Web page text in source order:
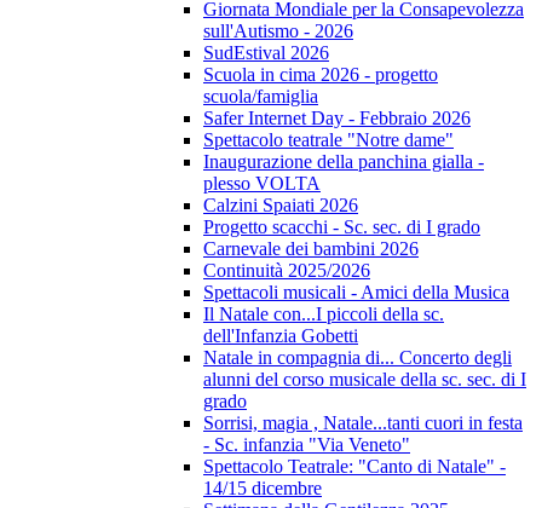
Giornata Mondiale per la Consapevolezza
sull'Autismo - 2026
SudEstival 2026
Scuola in cima 2026 - progetto
scuola/famiglia
Safer Internet Day - Febbraio 2026
Spettacolo teatrale "Notre dame"
Inaugurazione della panchina gialla -
plesso VOLTA
Calzini Spaiati 2026
Progetto scacchi - Sc. sec. di I grado
Carnevale dei bambini 2026
Continuità 2025/2026
Spettacoli musicali - Amici della Musica
Il Natale con...I piccoli della sc.
dell'Infanzia Gobetti
Natale in compagnia di... Concerto degli
alunni del corso musicale della sc. sec. di I
grado
Sorrisi, magia , Natale...tanti cuori in festa
- Sc. infanzia "Via Veneto"
Spettacolo Teatrale: "Canto di Natale" -
14/15 dicembre